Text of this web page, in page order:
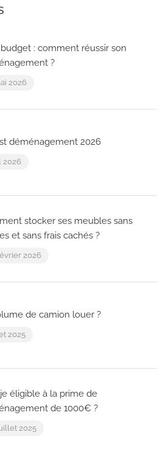
: comment réussir son
?
2026
déménagement 2026
2026
stocker ses meubles sans
et sans frais cachés ?
2026
de camion louer ?
2025
éligible à la prime de
de 1000€ ?
2025